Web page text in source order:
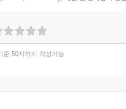
준 50자까지 작성가능